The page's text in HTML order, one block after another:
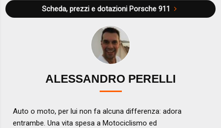
Scheda, prezzi e dotazioni Porsche 911
ALESSANDRO PERELLI
Auto o moto, per lui non fa alcuna differenza: adora
entrambe. Una vita spesa a Motociclismo ed